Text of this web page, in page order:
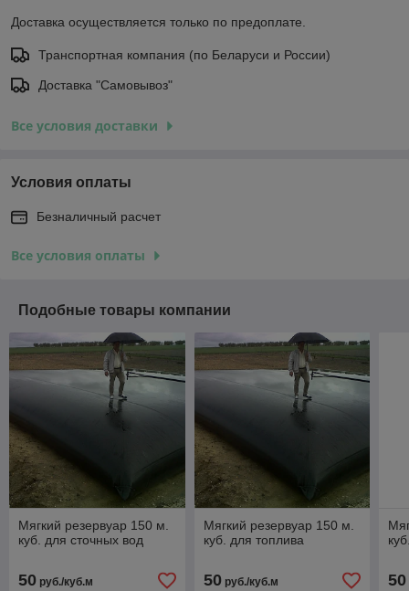
Доставка осуществляется только по предоплате.
Транспортная компания (по Беларуси и России)
Доставка "Самовывоз"
Все условия доставки
Условия оплаты
Безналичный расчет
Все условия оплаты
Подобные товары компании
Мягкий резервуар 150 м.
куб. для сточных вод
50 руб./куб.м
Мягкий резервуар 150 м.
куб. для топлива
50руб./куб.м 50